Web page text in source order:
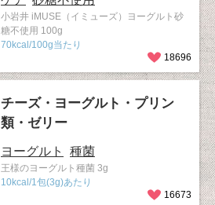
小岩井 iMUSE（イミューズ）ヨーグルト砂
糖不使用 100g
70kcal/100g当たり
18696
チーズ・ヨーグルト・プリン
類・ゼリー
ヨーグルト 種菌
王様のヨーグルト種菌 3g
10kcal/1包(3g)あたり
16673